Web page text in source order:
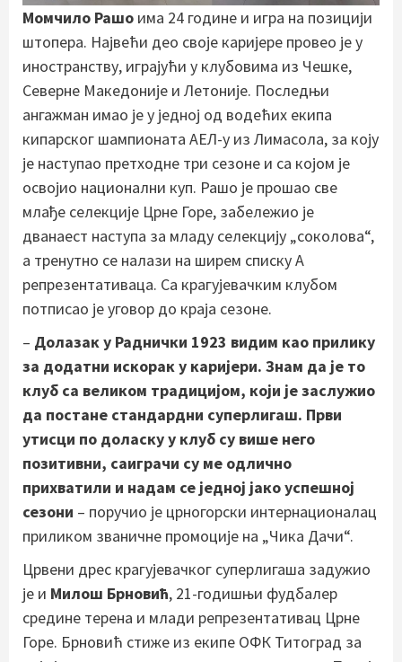
Момчило Рашо има 24 године и игра на позицији
штопера. Највећи део своје каријере провео је у
иностранству, играјући у клубовима из Чешке,
Северне Македоније и Летоније. Последњи
ангажман имао је у једној од водећих екипа
кипарског шампионата АЕЛ-у из Лимасола, за коју
је наступао претходне три сезоне и са којом је
освојио национални куп. Рашо је прошао све
млађе селекције Црне Горе, забележио је
дванаест наступа за младу селекцију „соколова“,
а тренутно се налази на ширем списку А
репрезентативаца. Са крагујевачким клубом
потписао је уговор до краја сезоне.
– Долазак у Раднички 1923 видим као прилику
за додатни искорак у каријери. Знам да је то
клуб са великом традицијом, који је заслужио
да постане стандардни суперлигаш. Први
утисци по доласку у клуб су више него
позитивни, саиграчи су ме одлично
прихватили и надам се једној јако успешној
сезони – поручио је црногорски интернационалац
приликом званичне промоције на „Чика Дачи“.
Црвени дрес крагујевачког суперлигаша задужио
је и Милош Брновић, 21-годишњи фудбалер
средине терена и млади репрезентативац Црне
Горе. Брновић стиже из екипе ОФК Титоград за